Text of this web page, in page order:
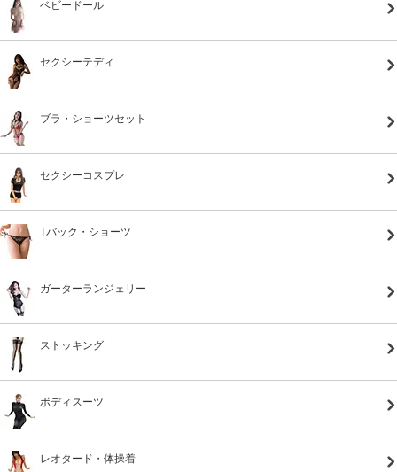
ベビードール
セクシーテディ
ブラ・ショーツセット
セクシーコスプレ
Tバック・ショーツ
ガーターランジェリー
ストッキング
ボディスーツ
レオタード・体操着